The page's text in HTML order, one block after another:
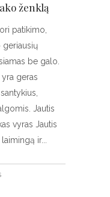
ženklą
patikimo,
geriausių
be galo.
geras
Jautis
vyras Jautis
ir